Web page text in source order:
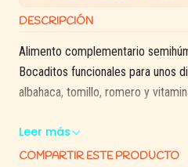
DESCRIPCIÓN
Alimento complementario
Bocaditos funcionales para unos
albahaca, tomillo, romero y
Leer más
COMPARTIR ESTE PRODUCTO